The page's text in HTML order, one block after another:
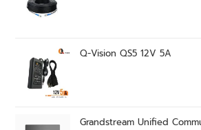
Q-Vision QS5 12V 5A
Grandstream Unified